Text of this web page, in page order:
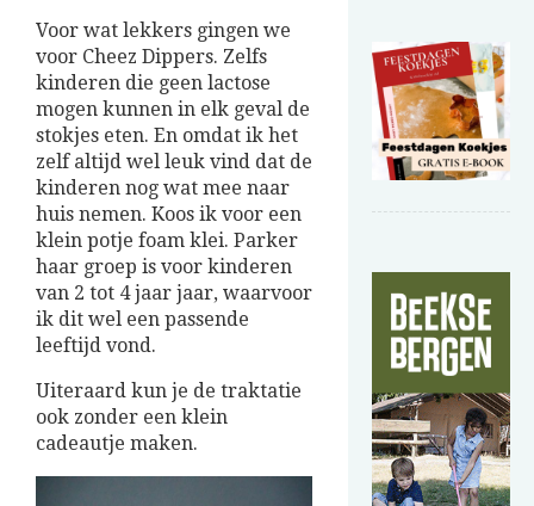
Voor wat lekkers gingen we
voor Cheez Dippers. Zelfs
kinderen die geen lactose
mogen kunnen in elk geval de
stokjes eten. En omdat ik het
zelf altijd wel leuk vind dat de
kinderen nog wat mee naar
huis nemen. Koos ik voor een
klein potje foam klei. Parker
haar groep is voor kinderen
van 2 tot 4 jaar jaar, waarvoor
ik dit wel een passende
leeftijd vond.
Uiteraard kun je de traktatie
ook zonder een klein
cadeautje maken.